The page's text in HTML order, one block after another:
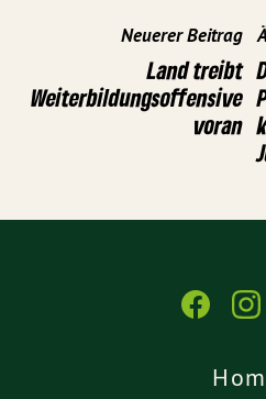
Neuerer Beitrag
Land treibt
Weiterbildungsoffensive
voran